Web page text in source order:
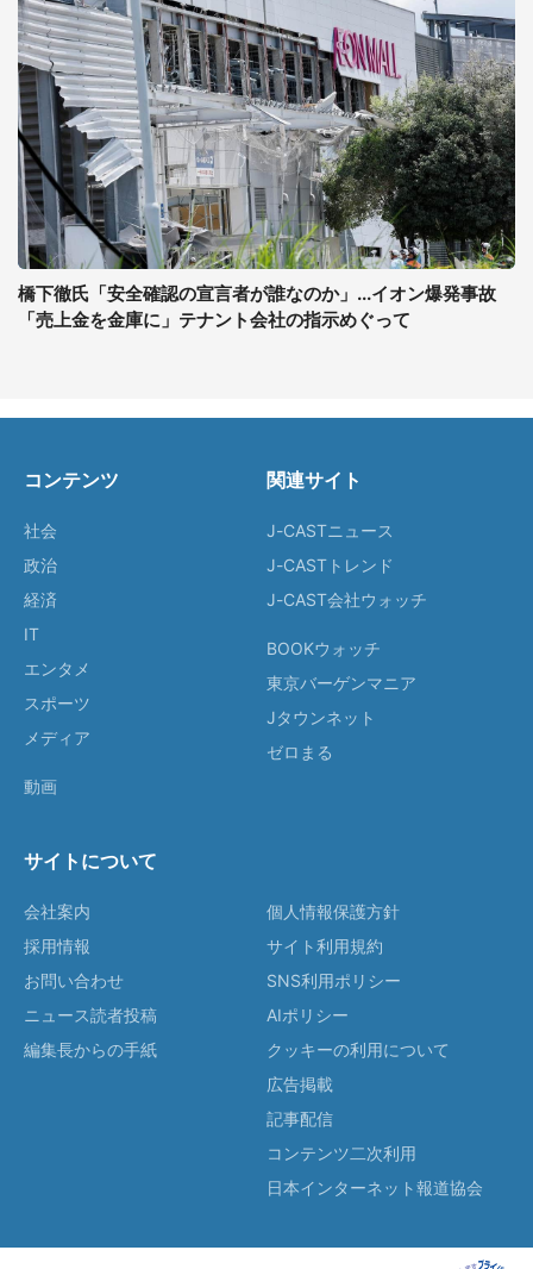
橋下徹氏「安全確認の宣言者が誰なのか」...イオン爆発事故
「売上金を金庫に」テナント会社の指示めぐって
コンテンツ
社会
政治
経済
IT
エンタメ
スポーツ
メディア
動画
関連サイト
J-CASTニュース
J-CASTトレンド
J-CAST会社ウォッチ
BOOKウォッチ
東京バーゲンマニア
Jタウンネット
ゼロまる
サイトについて
会社案内
採用情報
お問い合わせ
ニュース読者投稿
編集長からの手紙
個人情報保護方針
サイト利用規約
SNS利用ポリシー
AIポリシー
クッキーの利用について
広告掲載
記事配信
コンテンツ二次利用
日本インターネット報道協会